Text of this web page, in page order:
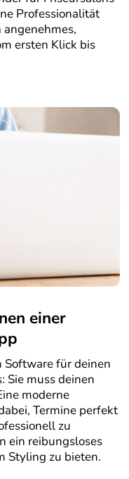
Professionalität
ersten Klick bis
einer
Software für deinen
Sie muss deinen
moderne
Termine perfekt
zu
ein reibungsloses
Styling zu bieten.